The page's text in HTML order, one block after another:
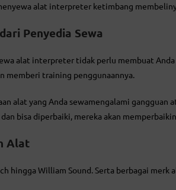
alat interpreter ketimbang
Penyedia Sewa
alat interpreter tidak perlu membuat
memberi training penggunaannya.
alat yang Anda sewamengalami gangguan
bisa diperbaiki, mereka akan
Alat
hingga William Sound. Serta berbagai